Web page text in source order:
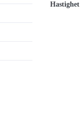
Hastighet